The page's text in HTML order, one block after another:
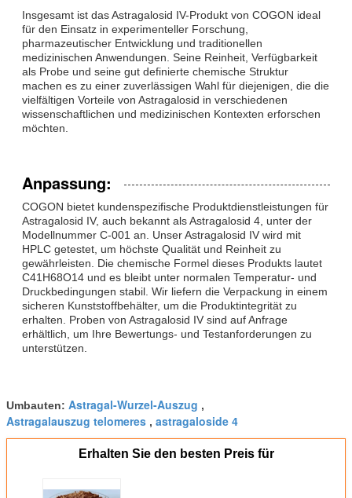
Insgesamt ist das Astragalosid IV-Produkt von COGON ideal
für den Einsatz in experimenteller Forschung,
pharmazeutischer Entwicklung und traditionellen
medizinischen Anwendungen. Seine Reinheit, Verfügbarkeit
als Probe und seine gut definierte chemische Struktur
machen es zu einer zuverlässigen Wahl für diejenigen, die die
vielfältigen Vorteile von Astragalosid in verschiedenen
wissenschaftlichen und medizinischen Kontexten erforschen
möchten.
Anpassung:
COGON bietet kundenspezifische Produktdienstleistungen für
Astragalosid IV, auch bekannt als Astragalosid 4, unter der
Modellnummer C-001 an. Unser Astragalosid IV wird mit
HPLC getestet, um höchste Qualität und Reinheit zu
gewährleisten. Die chemische Formel dieses Produkts lautet
C41H68O14 und es bleibt unter normalen Temperatur- und
Druckbedingungen stabil. Wir liefern die Verpackung in einem
sicheren Kunststoffbehälter, um die Produktintegrität zu
erhalten. Proben von Astragalosid IV sind auf Anfrage
erhältlich, um Ihre Bewertungs- und Testanforderungen zu
unterstützen.
Umbauten: Astragal-Wurzel-Auszug ,
Astragalauszug telomeres , astragaloside 4
Erhalten Sie den besten Preis für